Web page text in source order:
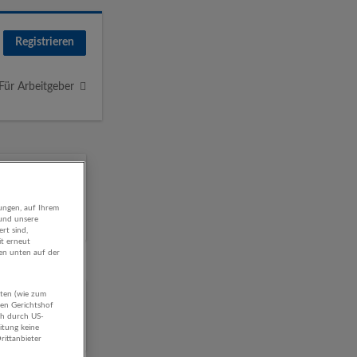
Registrieren
Für Arbeitgeber
auf Ihrem
unsere
sind,
erneut
unten auf der
(wie zum
Gerichtshof
durch US-
keine